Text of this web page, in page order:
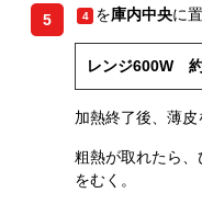
5 4 を庫内中央に
レンジ600W
加熱終了後、薄皮
粗熱が取れたら
をむく。